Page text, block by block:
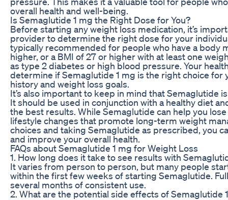
overall health and well-being.
Is Semaglutide 1 mg the Right Dose for You?
Before starting any weight loss medication, it’s
provider to determine the right dose for your
typically recommended for people who have a body
higher, or a BMI of 27 or higher with at least one
as type 2 diabetes or high blood pressure. Your
determine if Semaglutide 1 mg is the right choice for
history and weight loss goals.
It’s also important to keep in mind that Semaglutide
It should be used in conjunction with a healthy diet
the best results. While Semaglutide can help you
lifestyle changes that promote long-term weight
choices and taking Semaglutide as prescribed, you
and improve your overall health.
FAQs about Semaglutide 1 mg for Weight Loss
1. How long does it take to see results with
It varies from person to person, but many people
within the first few weeks of starting Semaglutide.
several months of consistent use.
2. What are the potential side effects of Semaglutide